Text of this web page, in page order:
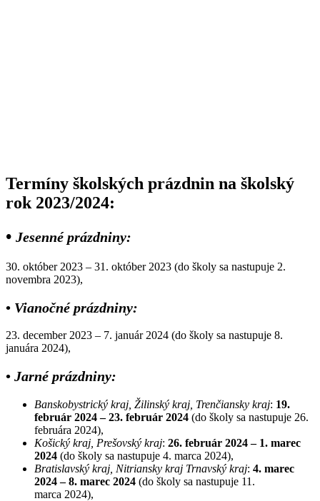
Termíny školských prázdnin na školský
rok 2023/2024:
• Jesenné prázdniny:
30. október 2023 – 31. október 2023 (do školy sa nastupuje 2.
novembra 2023),
• Vianočné prázdniny:
23. december 2023 – 7. január 2024 (do školy sa nastupuje 8.
januára 2024),
• Jarné prázdniny:
Banskobystrický kraj, Žilinský kraj, Trenčiansky kraj: 19.
február 2024 – 23. február 2024 (do školy sa nastupuje 26.
februára 2024),
Košický kraj, Prešovský kraj: 26. február 2024 – 1. marec
2024 (do školy sa nastupuje 4. marca 2024),
Bratislavský kraj, Nitriansky kraj Trnavský kraj: 4. marec
2024 – 8. marec 2024 (do školy sa nastupuje 11.
marca 2024),